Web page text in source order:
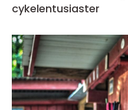
cykelentusiaster